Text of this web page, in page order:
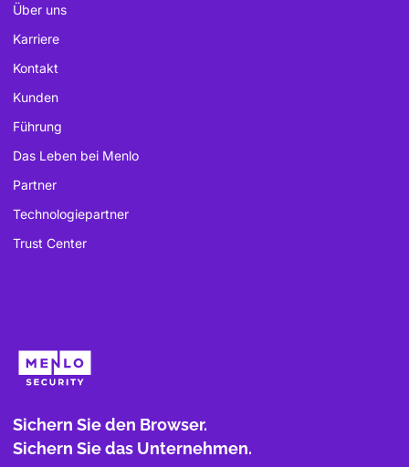
Über uns
Karriere
Kontakt
Kunden
Führung
Das Leben bei Menlo
Partner
Technologiepartner
Trust Center
Sichern Sie den Browser.
Sichern Sie das Unternehmen.